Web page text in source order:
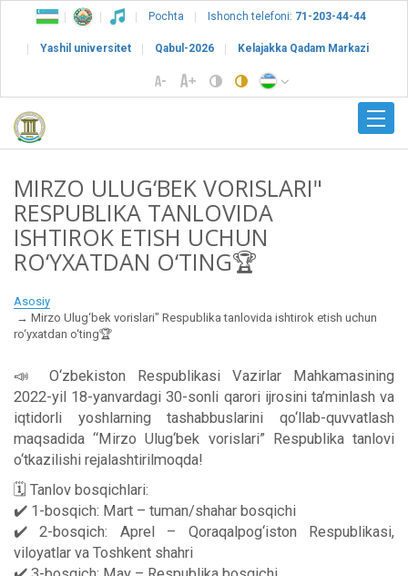
Pochta Ishonch telefoni: 71-203-44-44
Yashil universitet Qabul-2026 Kelajakka Qadam Markazi
MIRZO ULUG‘BEK VORISLARI"
RESPUBLIKA TANLOVIDA
ISHTIROK ETISH UCHUN
RO‘YXATDAN O‘TING🏆
Asosiy
Mirzo Ulug‘bek vorislari" Respublika tanlovida ishtirok etish uchun
ro‘yxatdan o‘ting🏆
📣 O‘zbekiston Respublikasi Vazirlar Mahkamasining
2022-yil 18-yanvardagi 30-sonli qarori ijrosini ta’minlash va
iqtidorli yoshlarning tashabbuslarini qo‘llab-quvvatlash
maqsadida “Mirzo Ulug‘bek vorislari” Respublika tanlovi
o‘tkazilishi rejalashtirilmoqda!
🗓 Tanlov bosqichlari:
✔️ 1-bosqich: Mart – tuman/shahar bosqichi
✔️ 2-bosqich: Aprel – Qoraqalpog‘iston Respublikasi,
viloyatlar va Toshkent shahri